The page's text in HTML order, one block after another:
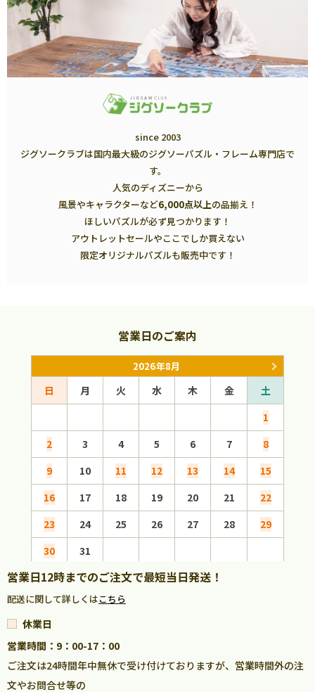
since 2003
ジグソークラブは国内最大級のジグソーパズル・フレーム専門店で
す。
人気のディズニーから
風景やキャラクターなど6,000点以上の品揃え！
ほしいパズルが必ず見つかります！
アウトレットセールやここでしか買えない
限定オリジナルパズルも販売中です！
営業日のご案内
2026年8月
日 月 火 水 木 金
土
1
2
3 4 5 6 7
8
9
10 11 12 13 14
15
16
17 18 19 20 21
22
23
24 25 26 27 28
29
30
31
営業日12時までのご注文で最短当日発送！
配送に関して詳しくはこちら
休業日
営業時間：9：00-17：00
ご注文は24時間年中無休で受け付けておりますが、営業時間外の注
文やお問合せ等の